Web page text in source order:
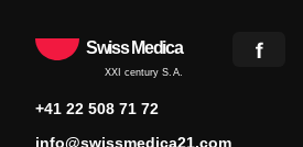
Swiss Medica
XXI century S.A.
+41 22 508 71 72
info@swissmedica21.com